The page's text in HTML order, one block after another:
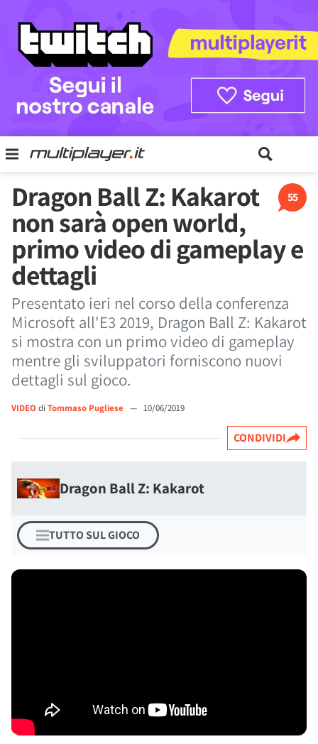
55
Dragon Ball Z: Kakarot
non sarà open world,
primo video di gameplay e
dettagli
Presentato ieri nel corso della conferenza
Microsoft all'E3 2019, Dragon Ball Z: Kakarot
si mostra con un primo video di gameplay
mentre gli sviluppatori forniscono nuovi
dettagli sul gioco.
VIDEO di Tommaso Pugliese — 10/06/2019
CONDIVIDI
Dragon Ball Z: Kakarot
TUTTO SUL GIOCO